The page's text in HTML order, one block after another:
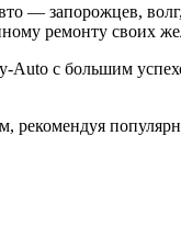
— запорожцев,
ремонту своих
с большим
рекомендуя